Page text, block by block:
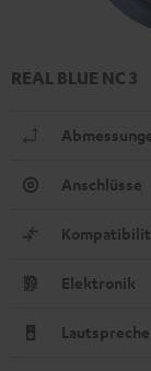
REAL BLUE NC 3
Anschlüsse
Elektronik